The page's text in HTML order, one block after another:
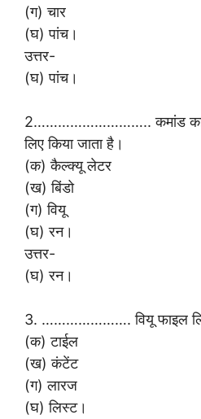
(ग) चार
(घ) पांच।
उत्तर-
(घ) पांच।
2……………………….. कमांड का
लिए किया जाता है।
(क) कैल्क्यू लेटर
(ख) बिंडो
(ग) वियू
(घ) रन।
उत्तर-
(घ) रन।
3. …………………. वियू फाइल
(क) टाईल
(ख) कंटेंट
(ग) लारज
(घ) लिस्ट।